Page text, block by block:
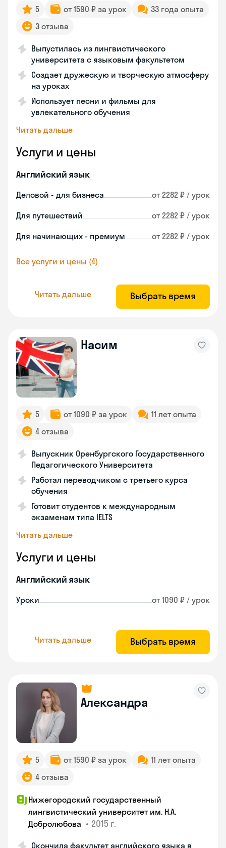
5 от 1590 ₽ за урок
33 года опыта
3 отзыва
Выпустилась из лингвистического
университета с языковым факультетом
Создает дружескую и творческую атмосферу
на уроках
Использует песни и фильмы для
увлекательного обучения
Читать дальше
Услуги и цены
Английский язык
Деловой - для бизнеса от 2282 ₽ / урок
Для путешествий от 2282 ₽ / урок
Для начинающих - премиум от 2282 ₽ / урок
Все услуги и цены (4)
Читать дальше Выбрать время
Насим
5 от 1090 ₽ за урок
11 лет опыта
4 отзыва
Выпускник Оренбургского Государственного
Педагогического Университета
Работал переводчиком с третьего курса
обучения
Готовит студентов к международным
экзаменам типа IELTS
Читать дальше
Услуги и цены
Английский язык
Уроки от 1090 ₽ / урок
Читать дальше Выбрать время
Александра
5 от 1590 ₽ за урок
11 лет опыта
4 отзыва
Нижегородский государственный
лингвистический университет им. Н.А.
Добролюбова • 2015 г.
Окончила факультет английского языка в